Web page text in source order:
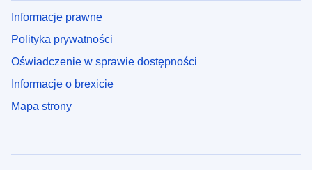
Informacje prawne
Polityka prywatności
Oświadczenie w sprawie dostępności
Informacje o brexicie
Mapa strony